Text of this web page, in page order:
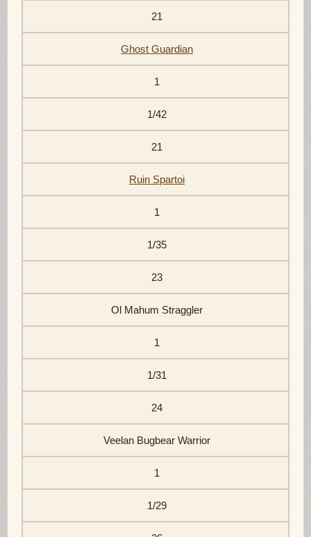
21
Ghost Guardian
1
1/42
21
Ruin Spartoi
1
1/35
23
Ol Mahum Straggler
1
1/31
24
Veelan Bugbear Warrior
1
1/29